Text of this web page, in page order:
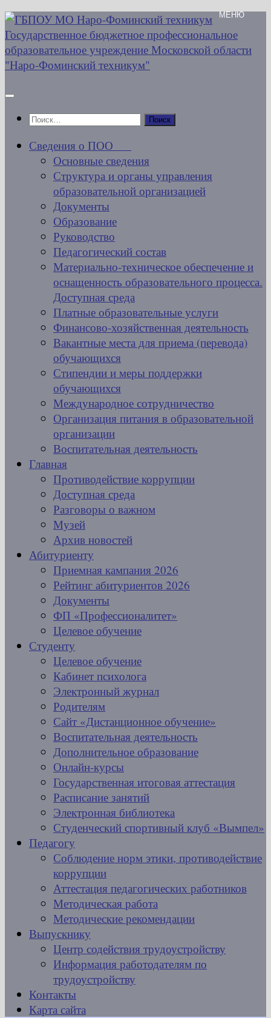
Перейти
к
содержимому
Найти:
Сведения о ПОО
Основные сведения
Структура и органы управления
образовательной организацией
Документы
Образование
Руководство
Педагогический состав
Материально-техническое обеспечение и
оснащенность образовательного процесса.
Доступная среда
Платные образовательные услуги
Финансово-хозяйственная деятельность
Вакантные места для приема (перевода)
обучающихся
Стипендии и меры поддержки
обучающихся
Международное сотрудничество
Организация питания в образовательной
организации
Воспитательная деятельность
Главная
Противодействие коррупции
Доступная среда
Разговоры о важном
Музей
Архив новостей
Абитуриенту
Приемная кампания 2026
Рейтинг абитуриентов 2026
Документы
ФП «Профессионалитет»
Целевое обучение
Студенту
Целевое обучение
Кабинет психолога
Электронный журнал
Родителям
Сайт «Дистанционное обучение»
Воспитательная деятельность
Дополнительное образование
Онлайн-курсы
Государственная итоговая аттестация
Расписание занятий
Электронная библиотека
Студенческий спортивный клуб «Вымпел»
Педагогу
Соблюдение норм этики, противодействие
коррупции
Аттестация педагогических работников
Методическая работа
Методические рекомендации
Выпускнику
Центр содействия трудоустройству
Информация работодателям по
трудоустройству
Контакты
Карта сайта